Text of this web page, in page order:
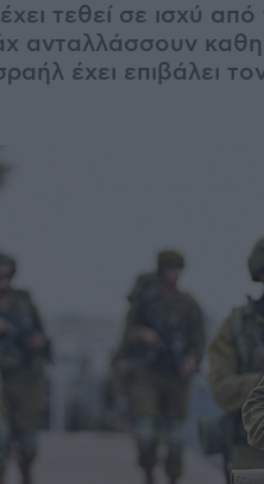
τεθεί σε ισχύ από
ανταλλάσσουν
έχει επιβάλει